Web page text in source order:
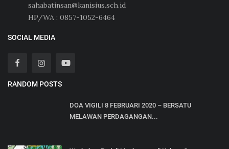
sahabatinsan@kanisius.sch.id
HP/WA : 0857-1052-6464
SOCIAL MEDIA
RANDOM POSTS
DOA VIGILI 8 FEBRUARI 2020 – BERSATU
MELAWAN PERDAGANGAN...